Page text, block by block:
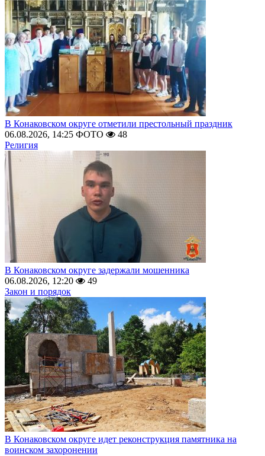
В Конаковском округе отметили престольный праздник
06.08.2026, 14:25 ФОТО
48
Религия
В Конаковском округе задержали мошенника
06.08.2026, 12:20
49
Закон и порядок
В Конаковском округе идет реконструкция памятника на
воинском захоронении